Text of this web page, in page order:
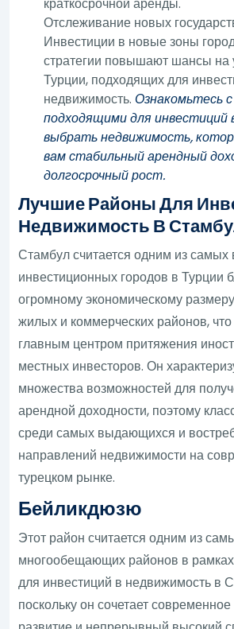
краткосрочной аренды.
Отслеживание новых
Инвестиции в новые зоны
стратегии повышают шансы на
Турции, подходящих для
недвижимость.Ознакомьтесь
подходящими для инвестиций
выбрать недвижимость,
вам стабильный арендный
долгосрочный рост.
Лучшие Районы Для
Недвижимость В
Стамбул считается одним из
инвестиционных городов в Турции
огромному экономическому
жилых и коммерческих районов, что
главным центром притяжения
местных инвесторов. Он
множества возможностей для
арендной доходности, поэтому
среди самых выдающихся и
направлений недвижимости на
турецком рынке.
Бейликдюзю
Этот район считается одним из
многообещающих районов в
для инвестиций в недвижимость в
поскольку он сочетает